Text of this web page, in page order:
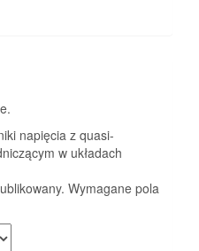
napięcia z quasi-
w układach
Wymagane pola